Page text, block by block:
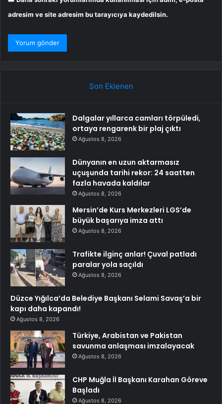
adresim ve site adresim bu tarayıcıya kaydedilsin.
Son Eklenen
Dalgalar yıllarca camları törpüledi,
ortaya rengarenk bir plaj çıktı
Ağustos 8, 2026
Dünyanın en uzun aktarmasız
uçuşunda tarihi rekor: 24 saatten
fazla havada kaldılar
Ağustos 8, 2026
Mersin’de Kurs Merkezleri LGS’de
büyük başarıya imza attı
Ağustos 8, 2026
Trafikte ilginç anlar! Çuval patladı
paralar yola saçıldı
Ağustos 8, 2026
Düzce Yığılca’da Belediye Başkanı Selami Savaş’a bir
kapı daha kapandı!
Ağustos 8, 2026
Türkiye, Arabistan ve Pakistan
savunma anlaşması imzalayacak
Ağustos 8, 2026
CHP Muğla İl Başkanı Karahan Göreve
Başladı
Ağustos 8, 2026